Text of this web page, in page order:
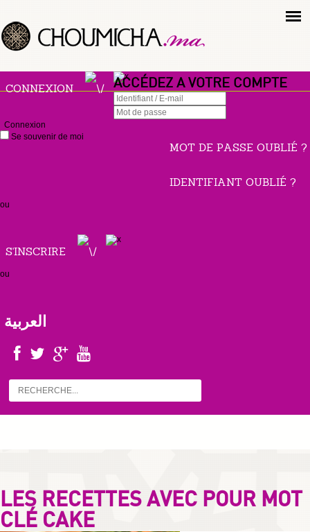
CONNEXION ACCÉDEZ A VOTRE COMPTE
Connexion
Se souvenir de moi
MOT DE PASSE OUBLIÉ ?
IDENTIFIANT OUBLIÉ ?
ou
S'INSCRIRE
ou
العربية
LES RECETTES AVEC POUR MOT
CLÉ CAKE